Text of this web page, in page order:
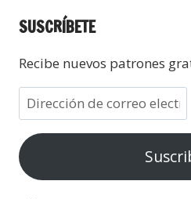
SUSCRÍBETE
Recibe nuevos patrones